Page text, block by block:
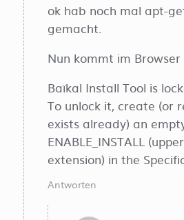
ok hab noch mal apt-
gemacht.
Nun kommt im
Baïkal Install Tool is
To unlock it, create (or
exists already) an
ENABLE_INSTALL
extension) in the
Antworten